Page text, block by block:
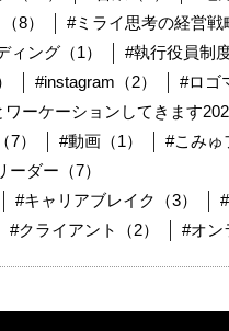
8）
#ミライ思考の経営戦
ィング（1） #執行役員制
#instagram（2）
#ロゴ
ーケーションしてきます
） #動画（1）
#こみゅ
ダー（7）
#キャリアブレイク（3）
#クライアント（2） #オン